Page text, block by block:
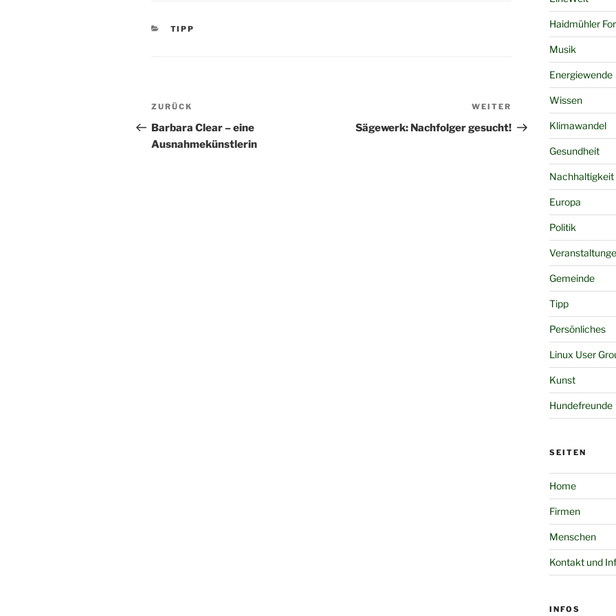
KATEGORIEN
TIPP
Beitragsnavigation
Vorheriger
Beitrag
ZURÜCK
Barbara Clear – eine
Ausnahmekünstlerin
Beitrag
WEITER
Sägewerk: Nachfolger gesucht!
Haidmühler
Musik
Energiewende
Wissen
Klimawandel
Gesundheit
Nachhaltigkeit
Europa
Politik
Gemeinde
Tipp
Persönliches
Linux User
Kunst
Hundefreunde
SEITEN
Home
Firmen
Menschen
Kontakt und
INFOS